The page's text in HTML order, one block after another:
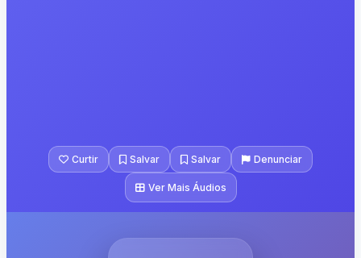
Curtir Salvar Salvar Denunciar
Ver Mais Áudios